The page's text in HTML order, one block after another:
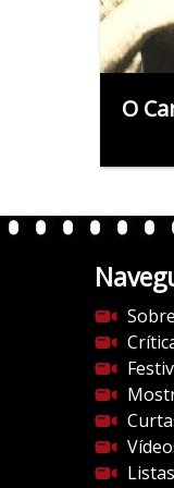
O
Sobre
Listas